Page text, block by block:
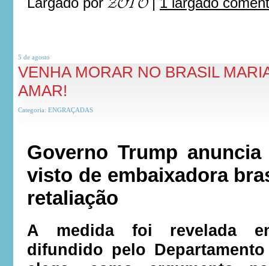
5 de agosto
VENHA MORAR NO BRASIL
AMAR!
Categoria: ENGRAÇADAS
Governo Trump
visto de embaixadora
retaliação
A medida foi revelada
difundido pelo